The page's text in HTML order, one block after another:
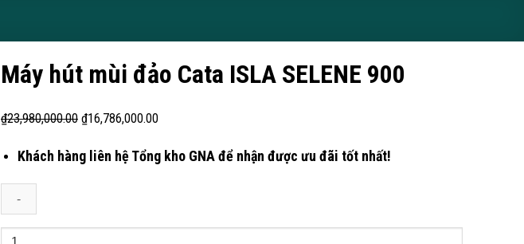
Máy hút mùi đảo Cata ISLA SELENE 900
₫23,980,000.00 ₫16,786,000.00
Khách hàng liên hệ Tổng kho GNA để nhận được ưu đãi tốt nhất!
Quantity